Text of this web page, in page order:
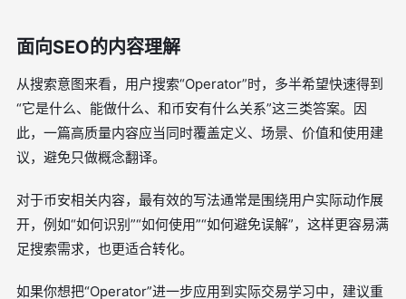
面向SEO的内容理解
从搜索意图来看，用户搜索“Operator”时，多半希望快速得到
“它是什么、能做什么、和币安有什么关系”这三类答案。因
此，一篇高质量内容应当同时覆盖定义、场景、价值和使用建
议，避免只做概念翻译。
对于币安相关内容，最有效的写法通常是围绕用户实际动作展
开，例如“如何识别”“如何使用”“如何避免误解”，这样更容易满
足搜索需求，也更适合转化。
如果你想把“Operator”进一步应用到实际交易学习中，建议重